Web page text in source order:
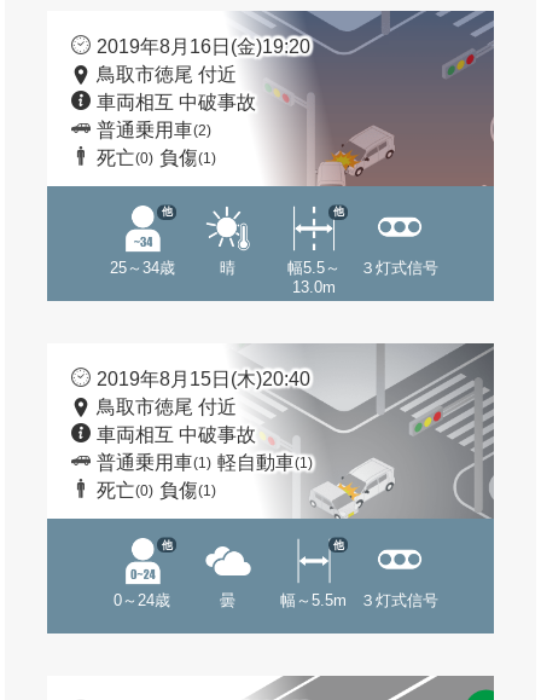
2019年8月16日(金)19:20
鳥取市徳尾 付近
車両相互 中破事故
普通乗用車(2)
死亡(0) 負傷(1)
25～34歳
他
晴
幅5.5～
13.0m
他
３灯式信号
2019年8月15日(木)20:40
鳥取市徳尾 付近
車両相互 中破事故
普通乗用車(1) 軽自動車(1)
死亡(0) 負傷(1)
0～24歳
他
曇 幅～5.5m
他
３灯式信号